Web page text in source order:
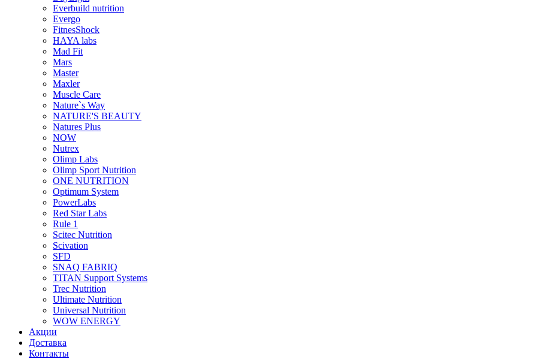
Everbuild nutrition
Evergo
FitnesShock
HAYA labs
Mad Fit
Mars
Master
Maxler
Muscle Care
Nature`s Way
NATURE'S BEAUTY
Natures Plus
NOW
Nutrex
Olimp Labs
Olimp Sport Nutrition
ONE NUTRITION
Optimum System
PowerLabs
Red Star Labs
Rule 1
Scitec Nutrition
Scivation
SFD
SNAQ FABRIQ
TITAN Support Systems
Trec Nutrition
Ultimate Nutrition
Universal Nutrition
WOW ENERGY
Акции
Доставка
Контакты